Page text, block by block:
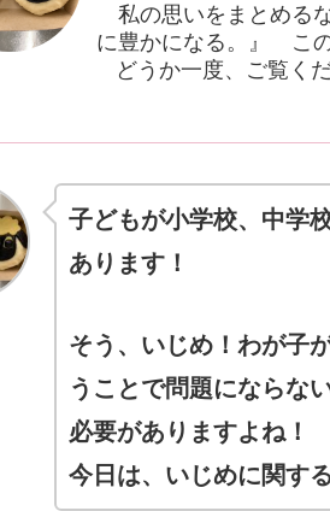
私の思いをまとめる
に豊かになる。』 こ
どうか一度、ご覧くだ
子どもが小学校、中学
あります！
そう、いじめ！わが子
うことで問題にならな
必要がありますよね！
今日は、いじめに関す